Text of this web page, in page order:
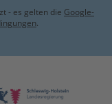
- es gelten die Google-
.